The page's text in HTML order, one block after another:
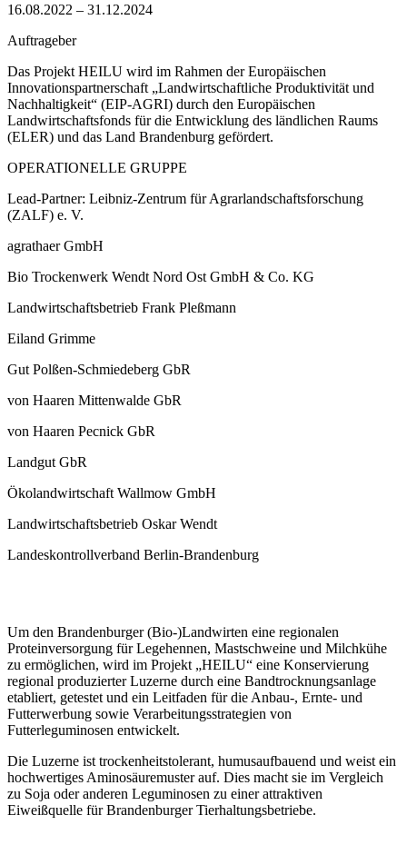
16.08.2022 – 31.12.2024
Auftrageber
Das Projekt HEILU wird im Rahmen der Europäischen
Innovationspartnerschaft „Landwirtschaftliche Produktivität und
Nachhaltigkeit“ (EIP-AGRI) durch den Europäischen
Landwirtschaftsfonds für die Entwicklung des ländlichen Raums
(ELER) und das Land Brandenburg gefördert.
OPERATIONELLE GRUPPE
Lead-Partner: Leibniz-Zentrum für Agrarlandschaftsforschung
(ZALF) e. V.
agrathaer GmbH
Bio Trockenwerk Wendt Nord Ost GmbH & Co. KG
Landwirtschaftsbetrieb Frank Pleßmann
Eiland Grimme
Gut Polßen-Schmiedeberg GbR
von Haaren Mittenwalde GbR
von Haaren Pecnick GbR
Landgut GbR
Ökolandwirtschaft Wallmow GmbH
Landwirtschaftsbetrieb Oskar Wendt
Landeskontrollverband Berlin-Brandenburg
Um den Brandenburger (Bio-)Landwirten eine regionalen
Proteinversorgung für Legehennen, Mastschweine und Milchkühe
zu ermöglichen, wird im Projekt „HEILU“ eine Konservierung
regional produzierter Luzerne durch eine Bandtrocknungsanlage
etabliert, getestet und ein Leitfaden für die Anbau-, Ernte- und
Futterwerbung sowie Verarbeitungsstrategien von
Futterleguminosen entwickelt.
Die Luzerne ist trockenheitstolerant, humusaufbauend und weist ein
hochwertiges Aminosäuremuster auf. Dies macht sie im Vergleich
zu Soja oder anderen Leguminosen zu einer attraktiven
Eiweißquelle für Brandenburger Tierhaltungsbetriebe.